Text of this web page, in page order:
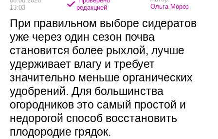
13:03
редакцией
Ольга Мороз
При правильном выборе сидератов
уже через один сезон почва
становится более рыхлой, лучше
удерживает влагу и требует
значительно меньше органических
удобрений. Для большинства
огородников это самый простой и
недорогой способ восстановить
плодородие грядок.